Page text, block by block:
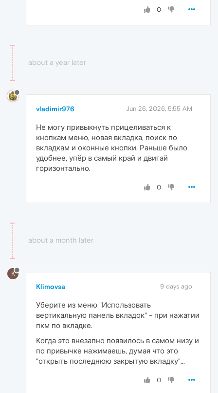
0
about a year later
vladimir976 Jun 26, 2026, 5:55 AM
Не могу привыкнуть прицеливаться к
кнопкам меню, новая вкладка, поиск по
вкладкам и оконные кнопки. Раньше было
удобнее, упёр в самый край и двигай
горизонтально.
0
about a month later
K
Klimovsa 9 days ago
Уберите из меню "Использовать
вертикальную панель вкладок" - при нажатии
пкм по вкладке.
Когда это внезапно появилось в самом низу и
по привычке нажимаешь, думая что это
"открыть последнюю закрытую вкладку"...
0